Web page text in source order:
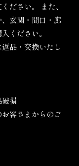
ださい。 また、
玄関・間口・廊
ください。
品・交換いたし
損
客さまからのご